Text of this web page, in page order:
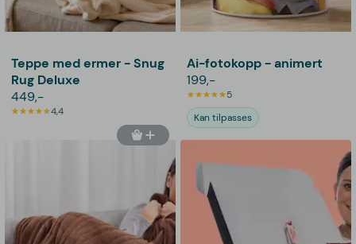
Teppe med ermer - Snug
Rug Deluxe
449,-
4,4
Ai-fotokopp - animert
199,-
5
Kan tilpasses